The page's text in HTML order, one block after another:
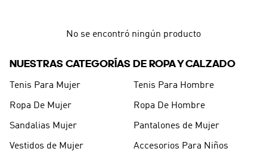
No se encontró ningún producto
NUESTRAS CATEGORÍAS DE ROPA Y CALZADO
Tenis Para Mujer Tenis Para Hombre
Ropa De Mujer Ropa De Hombre
Sandalias Mujer Pantalones de Mujer
Vestidos de Mujer Accesorios Para Niños